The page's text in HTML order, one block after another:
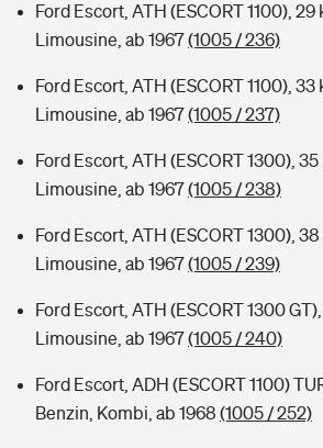
Ford Escort, ATH (ESCORT 1100), 29
Limousine, ab 1967(1005 / 236)
Ford Escort, ATH (ESCORT 1100), 33
Limousine, ab 1967(1005 / 237)
Ford Escort, ATH (ESCORT 1300), 35
Limousine, ab 1967(1005 / 238)
Ford Escort, ATH (ESCORT 1300), 38
Limousine, ab 1967(1005 / 239)
Ford Escort, ATH (ESCORT 1300
Limousine, ab 1967(1005 / 240)
Ford Escort, ADH (ESCORT 1100)
Benzin, Kombi, ab 1968 (1005 / 252)